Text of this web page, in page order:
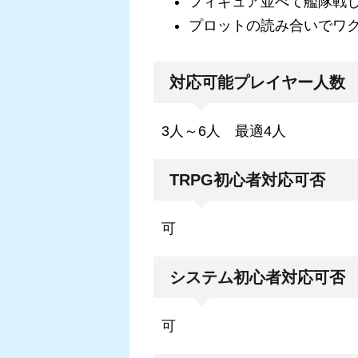
プロットの読み合いでワ
対応可能プレイヤー人数
3人～6人 最適4人
TRPG初心者対応可否
可
システム初心者対応可否
可